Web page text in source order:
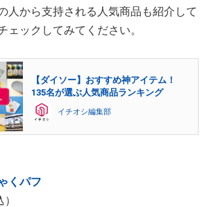
人から支持される人気商品も紹介して
ェックしてみてください。
【ダイソー】おすすめ神アイテム！
135名が選ぶ人気商品ランキング
イチオシ編集部
くパフ